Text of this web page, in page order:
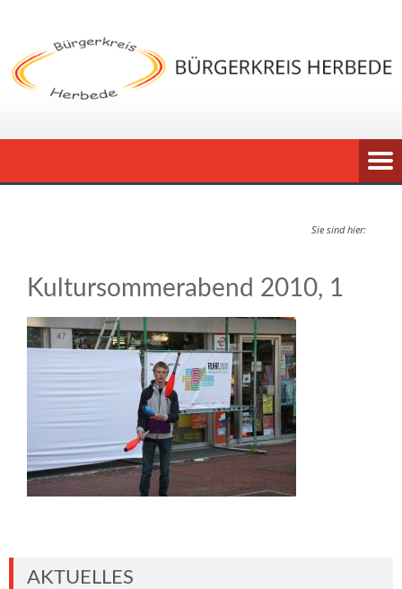
Sie sind hier:
Kultursommerabend 2010, 1
AKTUELLES